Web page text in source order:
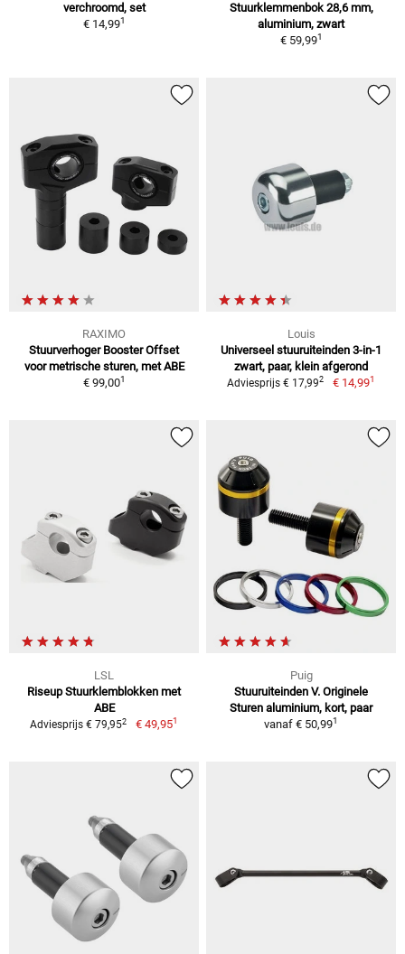
verchroomd, set
€ 14,991
Stuurklemmenbok 28,6 mm,
aluminium, zwart
€ 59,991
RAXIMO
Stuurverhoger Booster Offset
voor metrische sturen, met ABE
€ 99,001
Louis
Universeel stuuruiteinden 3-in-1
zwart, paar, klein afgerond
Adviesprijs € 17,992 € 14,991
LSL
Riseup Stuurklemblokken met
ABE
Adviesprijs € 79,952 € 49,951
Puig
Stuuruiteinden V. Originele
Sturen aluminium, kort, paar
vanaf € 50,991